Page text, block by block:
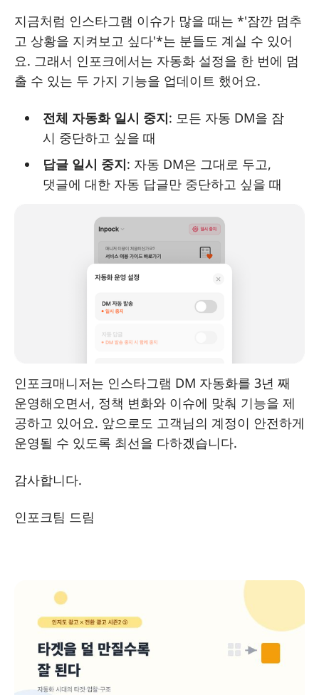
지금처럼 인스타그램 이슈가 많을 때는 *'잠깐 멈추
고 상황을 지켜보고 싶다'*는 분들도 계실 수 있어
요. 그래서 인포크에서는 자동화 설정을 한 번에 멈
출 수 있는 두 가지 기능을 업데이트 했어요.
전체 자동화 일시 중지: 모든 자동 DM을 잠
시 중단하고 싶을 때
답글 일시 중지: 자동 DM은 그대로 두고,
댓글에 대한 자동 답글만 중단하고 싶을 때
인포크매니저는 인스타그램 DM 자동화를 3년 째
운영해오면서, 정책 변화와 이슈에 맞춰 기능을 제
공하고 있어요. 앞으로도 고객님의 계정이 안전하게
운영될 수 있도록 최선을 다하겠습니다.
감사합니다.
인포크팀 드림